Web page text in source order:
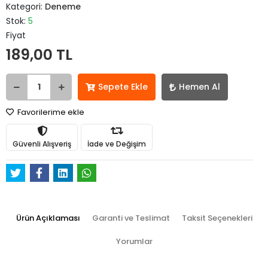
Kategori: Deneme
Stok: 5
Fiyat
189,00 TL
Sepete Ekle Hemen Al
Favorilerime ekle
Güvenli Alışveriş İade ve Değişim
Ürün Açıklaması Garanti ve Teslimat Taksit Seçenekleri
Yorumlar